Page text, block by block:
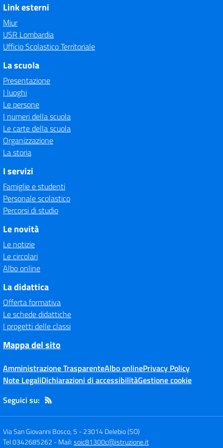
Link esterni
Miur
USR Lombardia
Ufficio Scolastico Territoriale
La scuola
Presentazione
I luoghi
Le persone
I numeri della scuola
Le carte della scuola
Organizzazione
La storia
I servizi
Famiglie e studenti
Personale scolastico
Percorsi di studio
Le novità
Le notizie
Le circolari
Albo online
La didattica
Offerta formativa
Le schede didattiche
I progetti delle classi
Mappa del sito
Amministrazione TrasparenteAlbo onlinePrivacy Policy
Note LegaliDichiarazioni di accessibilitàGestione cookie
Seguici su:
Via San Giovanni Bosco, 5 -23014 Delebio (SO)
Tel 0342685262 - Mail:soic81300c@istruzione.it